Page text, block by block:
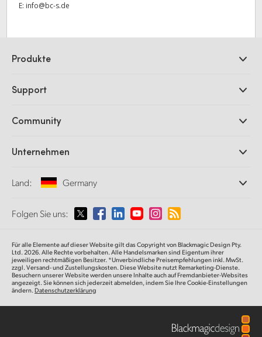
E: info@bc-s.de
Produkte
DaVinci Resolve und Fusion Software
Ultimatte
Aufzeichnung und Wiedergabe
Norm- und Formatwandlung
Netzwerkspeicher
Signalverteilung und Distribution
Streaming und Encoding
Support
Support-Center
Community
Unternehmen
Informationen über uns
Medien
Land: Germany
Wählen Sie Ihr Land aus
Australia
Austria
Folgen Sie uns:
Für alle Elemente auf dieser Website gilt das Copyright von Blackmagic Design Pty.
Ltd. 2026. Alle Rechte vorbehalten. Alle Handelsmarken sind Eigentum ihrer
jeweiligen rechtmäßigen Besitzer. *Unverbindliche Preisempfehlungen inkl. MwSt.
zzgl. Versand- und Zustellungskosten. Diese Website nutzt Remarketing-Dienste.
Besuchern unserer Website werden unsere Inhalte auch auf Fremdanbieter-Websites
angezeigt. Sie können sich jederzeit abmelden, indem Sie Ihre Cookie-Einstellungen
ändern.Datenschutzerklärung